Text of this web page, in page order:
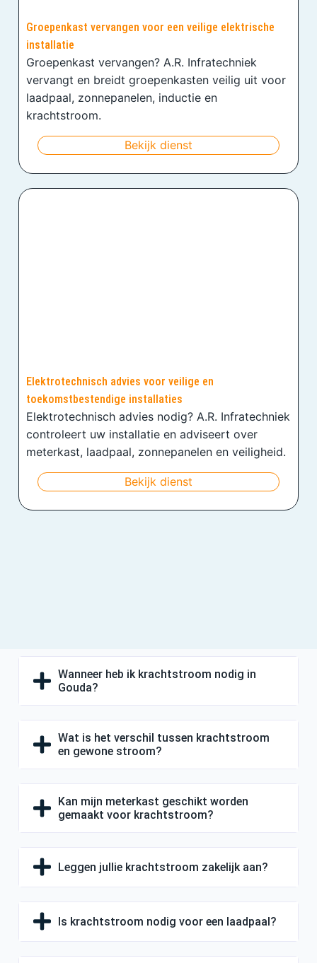
Groepenkast vervangen voor een veilige elektrische
installatie
Groepenkast vervangen? A.R. Infratechniek
vervangt en breidt groepenkasten veilig uit voor
laadpaal, zonnepanelen, inductie en
krachtstroom.
Bekijk dienst
Elektrotechnisch advies voor veilige en
toekomstbestendige installaties
Elektrotechnisch advies nodig? A.R. Infratechniek
controleert uw installatie en adviseert over
meterkast, laadpaal, zonnepanelen en veiligheid.
Bekijk dienst
Wanneer heb ik krachtstroom nodig in
Gouda?
Wat is het verschil tussen krachtstroom
en gewone stroom?
Kan mijn meterkast geschikt worden
gemaakt voor krachtstroom?
Leggen jullie krachtstroom zakelijk aan?
Is krachtstroom nodig voor een laadpaal?